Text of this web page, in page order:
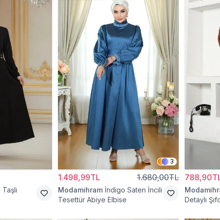
3
1.498,99TL 1.680,00TL
Modamihram İndigo Saten İncili
Tesettür Abiye Elbise
Detaylı